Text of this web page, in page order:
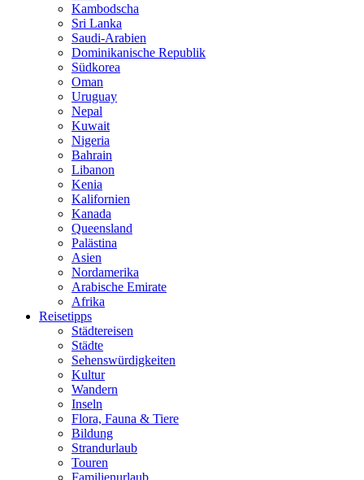
Kambodscha
Sri Lanka
Saudi-Arabien
Dominikanische Republik
Südkorea
Oman
Uruguay
Nepal
Kuwait
Nigeria
Bahrain
Libanon
Kenia
Kalifornien
Kanada
Queensland
Palästina
Asien
Nordamerika
Arabische Emirate
Afrika
Reisetipps
Städtereisen
Städte
Sehenswürdigkeiten
Kultur
Wandern
Inseln
Flora, Fauna & Tiere
Bildung
Strandurlaub
Touren
Familienurlaub